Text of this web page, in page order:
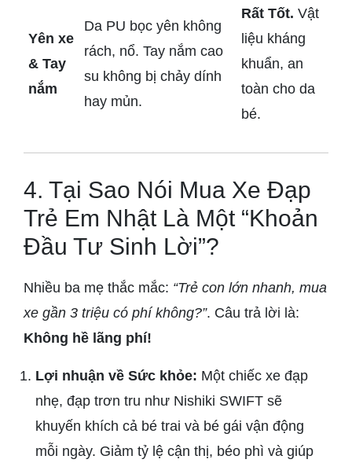
Yên xe
& Tay
nắm
Da PU bọc yên không
rách, nổ. Tay nắm cao
su không bị chảy dính
hay mủn.
Rất Tốt. Vật
liệu kháng
khuẩn, an
toàn cho da
bé.
4. Tại Sao Nói Mua Xe Đạp
Trẻ Em Nhật Là Một “Khoản
Đầu Tư Sinh Lời”?
Nhiều ba mẹ thắc mắc: “Trẻ con lớn nhanh, mua
xe gần 3 triệu có phí không?”. Câu trả lời là:
Không hề lãng phí!
Lợi nhuận về Sức khỏe: Một chiếc xe đạp
nhẹ, đạp trơn tru như Nishiki SWIFT sẽ
khuyến khích cả bé trai và bé gái vận động
mỗi ngày. Giảm tỷ lệ cận thị, béo phì và giúp